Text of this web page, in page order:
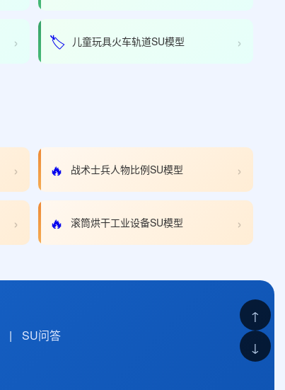
› 🏷️ 儿童玩具火车轨道SU模型 ›
› 🔥 战术士兵人物比例SU模型 ›
› 🔥 滚筒烘干工业设备SU模型 ›
| SU问答
↑
↓